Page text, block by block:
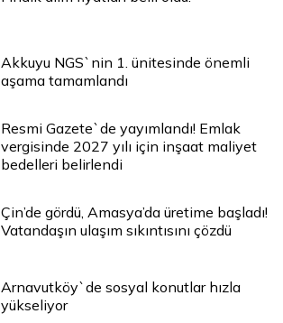
Akkuyu NGS`nin 1. ünitesinde önemli
aşama tamamlandı
Resmi Gazete`de yayımlandı! Emlak
vergisinde 2027 yılı için inşaat maliyet
bedelleri belirlendi
Çin’de gördü, Amasya’da üretime başladı!
Vatandaşın ulaşım sıkıntısını çözdü
Arnavutköy`de sosyal konutlar hızla
yükseliyor